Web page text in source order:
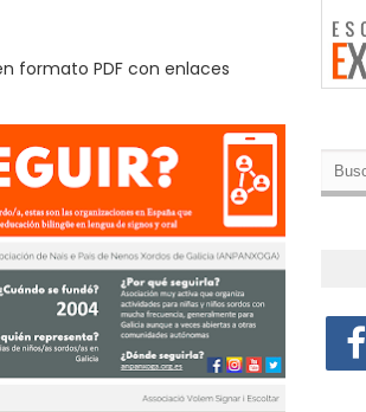
formato PDF con enlaces